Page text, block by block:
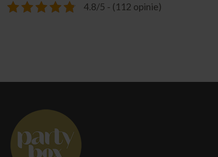
4.8/5 - (112 opinie)